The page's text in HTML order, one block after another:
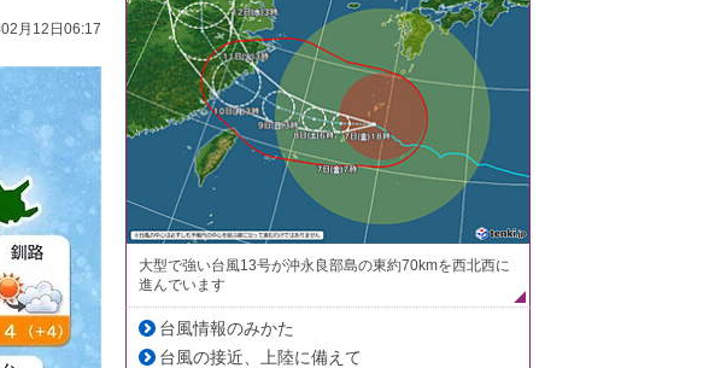
月12日06:17
大型で強い台風13号が沖永良部島の東約70kmを西北西に
進んでいます
台風情報のみかた
台風の接近、上陸に備えて